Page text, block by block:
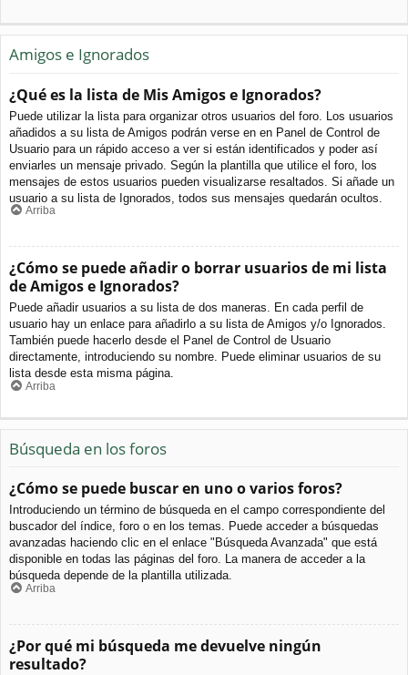
Amigos e Ignorados
¿Qué es la lista de Mis Amigos e Ignorados?
Puede utilizar la lista para organizar otros usuarios del foro. Los usuarios
añadidos a su lista de Amigos podrán verse en en Panel de Control de
Usuario para un rápido acceso a ver si están identificados y poder así
enviarles un mensaje privado. Según la plantilla que utilice el foro, los
mensajes de estos usuarios pueden visualizarse resaltados. Si añade un
usuario a su lista de Ignorados, todos sus mensajes quedarán ocultos.
Arriba
¿Cómo se puede añadir o borrar usuarios de mi lista
de Amigos e Ignorados?
Puede añadir usuarios a su lista de dos maneras. En cada perfil de
usuario hay un enlace para añadirlo a su lista de Amigos y/o Ignorados.
También puede hacerlo desde el Panel de Control de Usuario
directamente, introduciendo su nombre. Puede eliminar usuarios de su
lista desde esta misma página.
Arriba
Búsqueda en los foros
¿Cómo se puede buscar en uno o varios foros?
Introduciendo un término de búsqueda en el campo correspondiente del
buscador del índice, foro o en los temas. Puede acceder a búsquedas
avanzadas haciendo clic en el enlace "Búsqueda Avanzada" que está
disponible en todas las páginas del foro. La manera de acceder a la
búsqueda depende de la plantilla utilizada.
Arriba
¿Por qué mi búsqueda me devuelve ningún
resultado?